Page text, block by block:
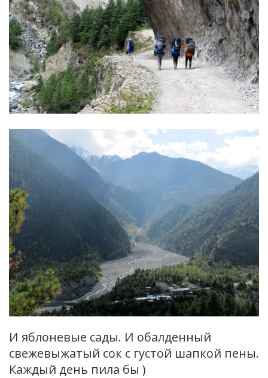
И яблоневые сады. И обалденный
свежевыжатый сок с густой шапкой пены.
Каждый день пила бы )